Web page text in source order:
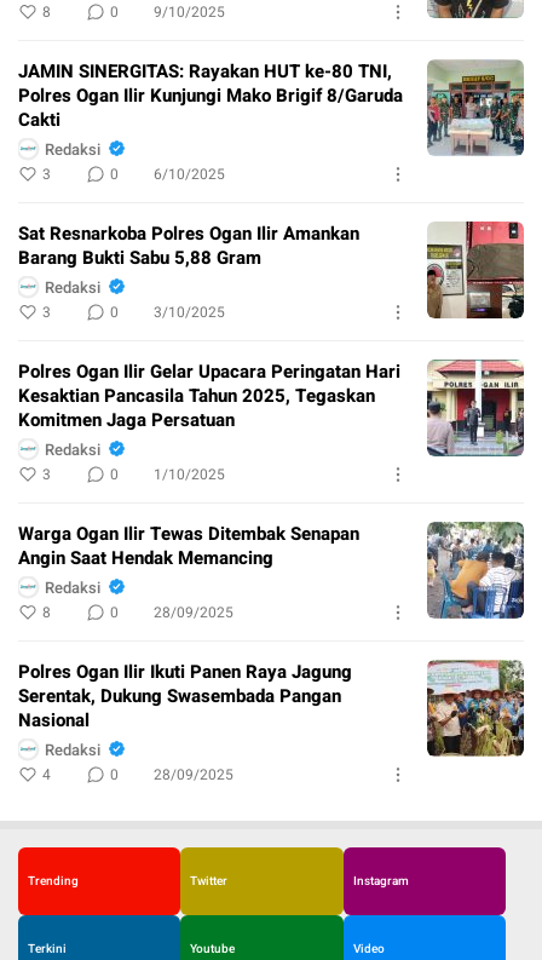
8 0 9/10/2025
JAMIN SINERGITAS: Rayakan HUT ke-80 TNI,
Polres Ogan Ilir Kunjungi Mako Brigif 8/Garuda
Cakti
Redaksi
3 0 6/10/2025
Sat Resnarkoba Polres Ogan Ilir Amankan
Barang Bukti Sabu 5,88 Gram
Redaksi
3 0 3/10/2025
Polres Ogan Ilir Gelar Upacara Peringatan Hari
Kesaktian Pancasila Tahun 2025, Tegaskan
Komitmen Jaga Persatuan
Redaksi
3 0 1/10/2025
Warga Ogan Ilir Tewas Ditembak Senapan
Angin Saat Hendak Memancing
Redaksi
8 0 28/09/2025
Polres Ogan Ilir Ikuti Panen Raya Jagung
Serentak, Dukung Swasembada Pangan
Nasional
Redaksi
4 0 28/09/2025
Trending Twitter Instagram
Terkini Youtube Video